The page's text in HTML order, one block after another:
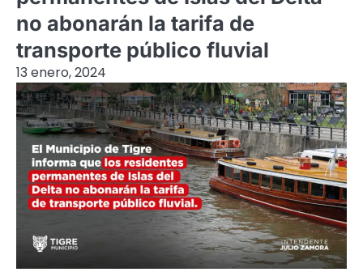
no abonarán la tarifa de
transporte público fluvial
13 enero, 2024